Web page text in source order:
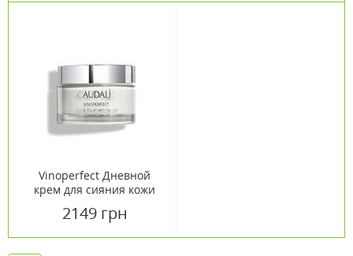
Vinoperfect Дневной
крем для сияния кожи
2149 грн